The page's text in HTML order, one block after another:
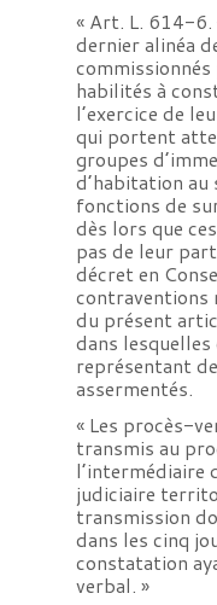
« Art. L. 614-6.
dernier alinéa
habilités à
l’exercice de
qui portent
groupes
d’habitation au
fonctions de
dès lors que
pas de leur part
décret en
contraventions
du présent
dans
représentant
assermentés.
« Les procès-
transmis au
l’intermédiaire
judiciaire
transmission
dans les cinq
constatation
verbal. »